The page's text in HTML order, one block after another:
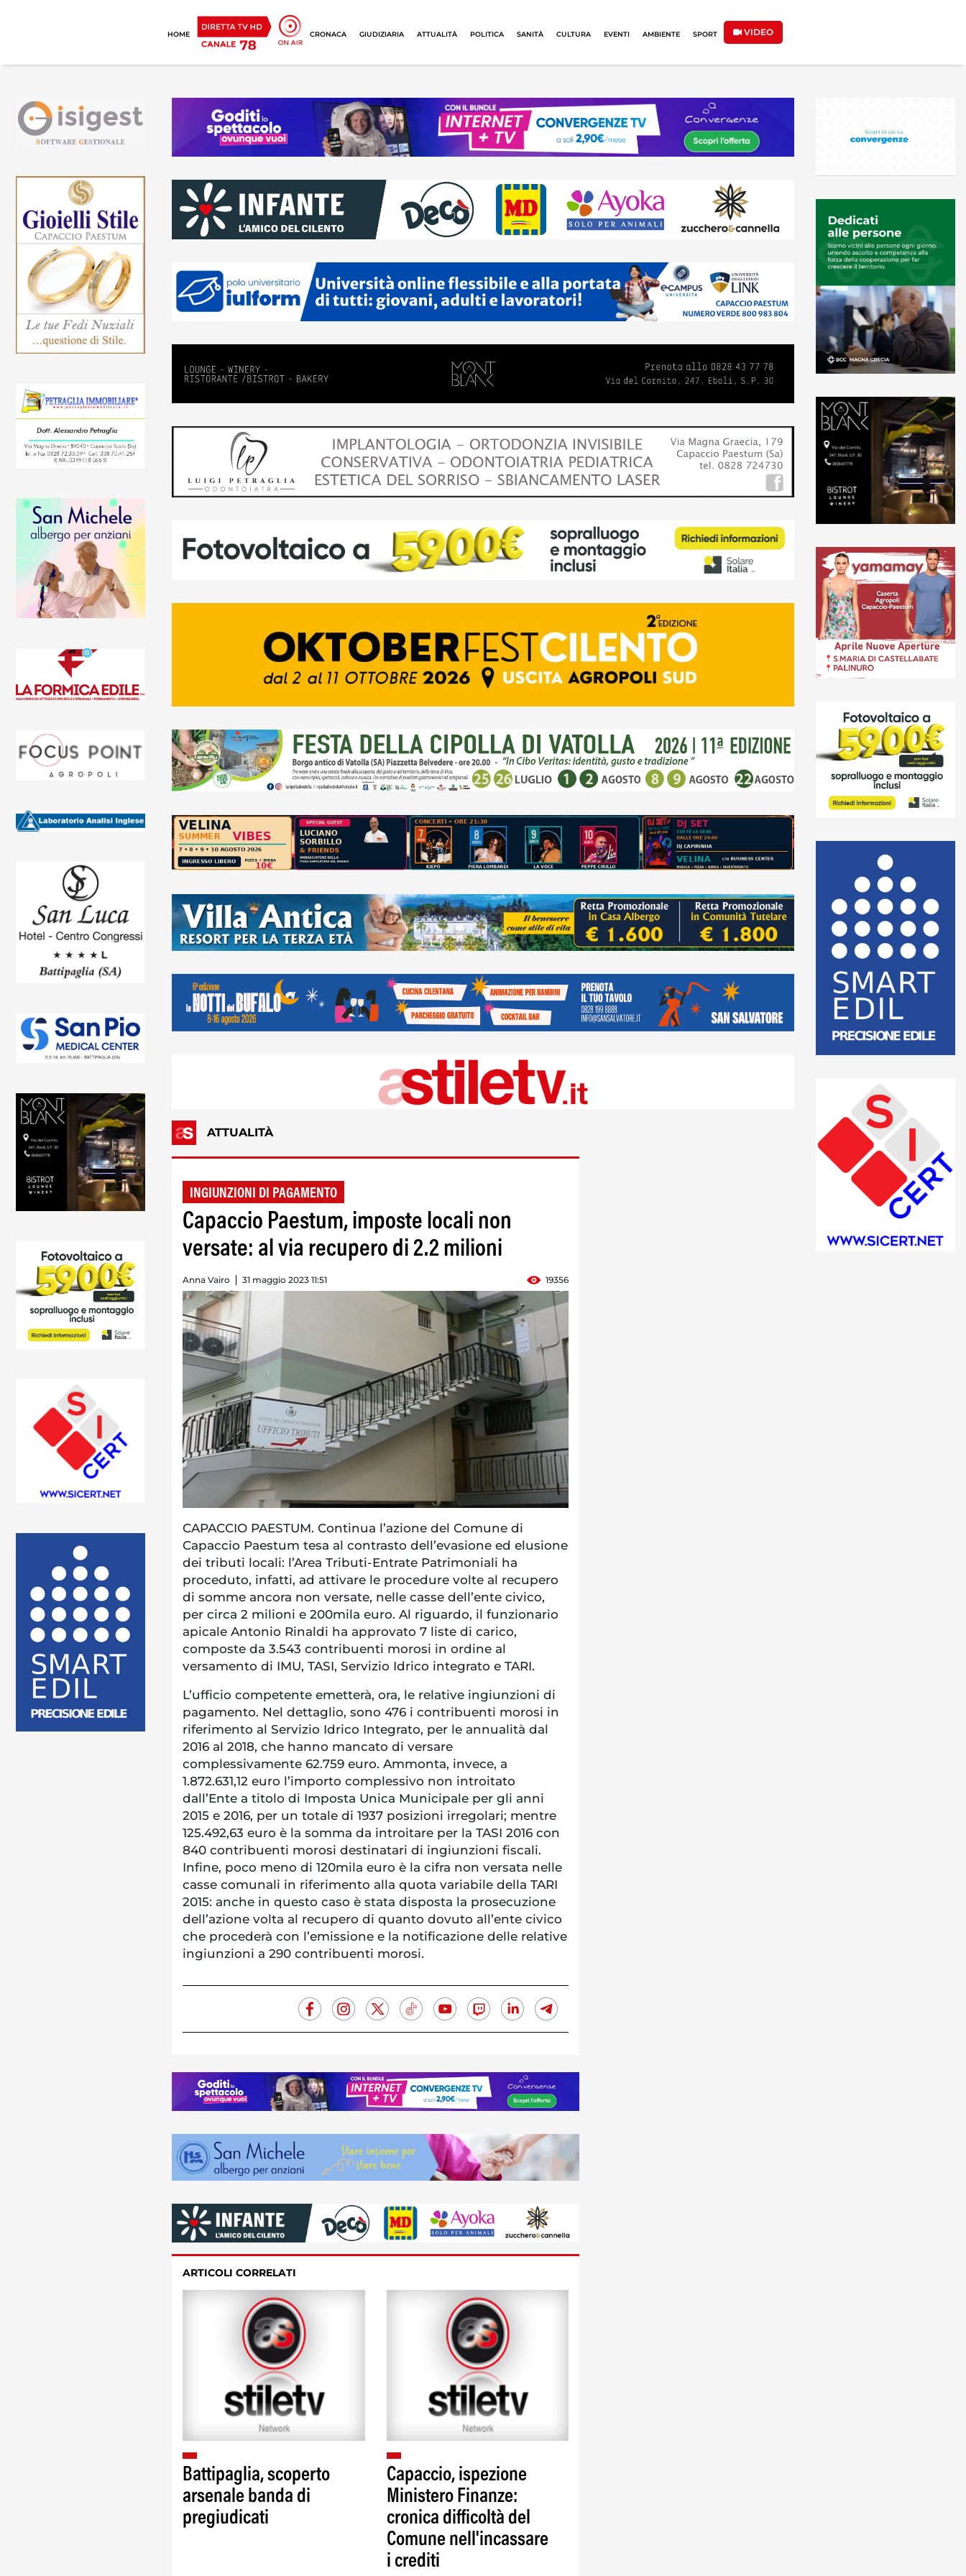
HOME CRONACA GIUDIZIARIA ATTUALITÀ POLITICA SANITÀ CULTURA EVENTI AMBIENTE SPORT VIDEO
ATTUALITÀ
INGIUNZIONI DI PAGAMENTO
Capaccio Paestum, imposte locali non
versate: al via recupero di 2.2 milioni
Anna Vairo 31 maggio 2023 11:51 19356
CAPACCIO PAESTUM. Continua l’azione del Comune di
Capaccio Paestum tesa al contrasto dell’evasione ed elusione
dei tributi locali: l’Area Tributi-Entrate Patrimoniali ha
proceduto, infatti, ad attivare le procedure volte al recupero
di somme ancora non versate, nelle casse dell’ente civico,
per circa 2 milioni e 200mila euro. Al riguardo, il funzionario
apicale Antonio Rinaldi ha approvato 7 liste di carico,
composte da 3.543 contribuenti morosi in ordine al
versamento di IMU, TASI, Servizio Idrico integrato e TARI.
L’ufficio competente emetterà, ora, le relative ingiunzioni di
pagamento. Nel dettaglio, sono 476 i contribuenti morosi in
riferimento al Servizio Idrico Integrato, per le annualità dal
2016 al 2018, che hanno mancato di versare
complessivamente 62.759 euro. Ammonta, invece, a
1.872.631,12 euro l’importo complessivo non introitato
dall’Ente a titolo di Imposta Unica Municipale per gli anni
2015 e 2016, per un totale di 1937 posizioni irregolari; mentre
125.492,63 euro è la somma da introitare per la TASI 2016 con
840 contribuenti morosi destinatari di ingiunzioni fiscali.
Infine, poco meno di 120mila euro è la cifra non versata nelle
casse comunali in riferimento alla quota variabile della TARI
2015: anche in questo caso è stata disposta la prosecuzione
dell’azione volta al recupero di quanto dovuto all’ente civico
che procederà con l’emissione e la notificazione delle relative
ingiunzioni a 290 contribuenti morosi.
ARTICOLI CORRELATI
Battipaglia, scoperto
arsenale banda di
pregiudicati
Capaccio, ispezione
Ministero Finanze:
cronica difficoltà del
Comune nell'incassare
i crediti